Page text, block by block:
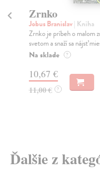
Zrnko
Jobus Branislav| Kniha
Zrnko je príbeh o malom
svetom a snaží sa nájsť
Na sklade ?
10,67 €
11,00 € ?
Ďalšie z